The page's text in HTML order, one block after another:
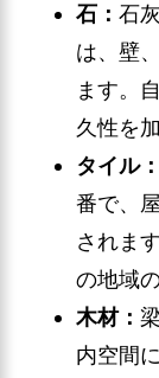
石： 石
は、壁
ます。
久性を
タイル：
番で、
されま
の地域
木材：
内空間